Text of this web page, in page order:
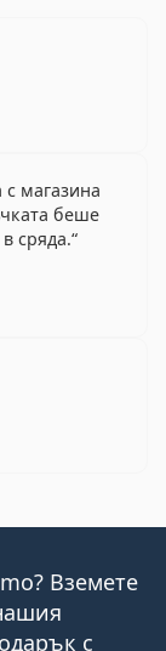
магазина
беше
сряда.
Вземете
с